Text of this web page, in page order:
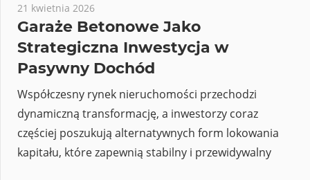
21 kwietnia 2026
Garaże Betonowe Jako
Strategiczna Inwestycja w
Pasywny Dochód
Współczesny rynek nieruchomości przechodzi
dynamiczną transformację, a inwestorzy coraz
częściej poszukują alternatywnych form lokowania
kapitału, które zapewnią stabilny i przewidywalny